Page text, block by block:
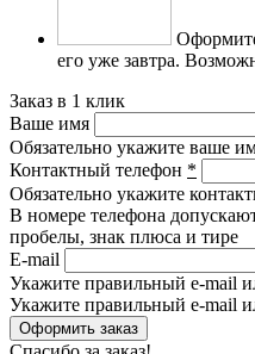
его уже завтра.
Заказ в 1 клик
Ваше имя
Обязательно укажите ваше
Контактный телефон *
Обязательно укажите
В номере телефона
пробелы, знак плюса и тире
E-mail
Укажите правильный e-mail
Укажите правильный e-mail